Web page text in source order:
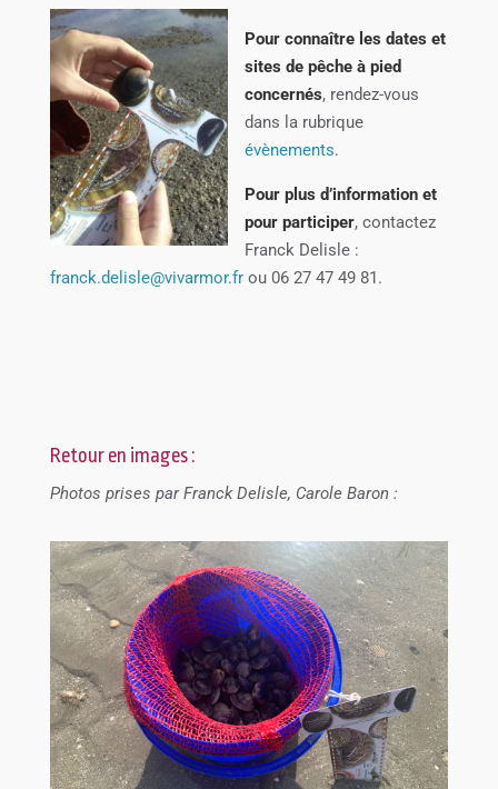
Pour connaître les dates et
sites de pêche à pied
concernés, rendez-vous
dans la rubrique
évènements.
Pour plus d’information et
pour participer, contactez
Franck Delisle :
franck.delisle@vivarmor.frou 06 27 47 49 81.
Retour en images :
Photos prises par Franck Delisle, Carole Baron :